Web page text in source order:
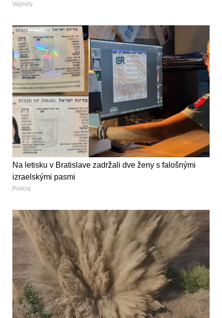
Vajnory
Na letisku v Bratislave zadržali dve ženy s falošnými
izraelskými pasmi
Polícia